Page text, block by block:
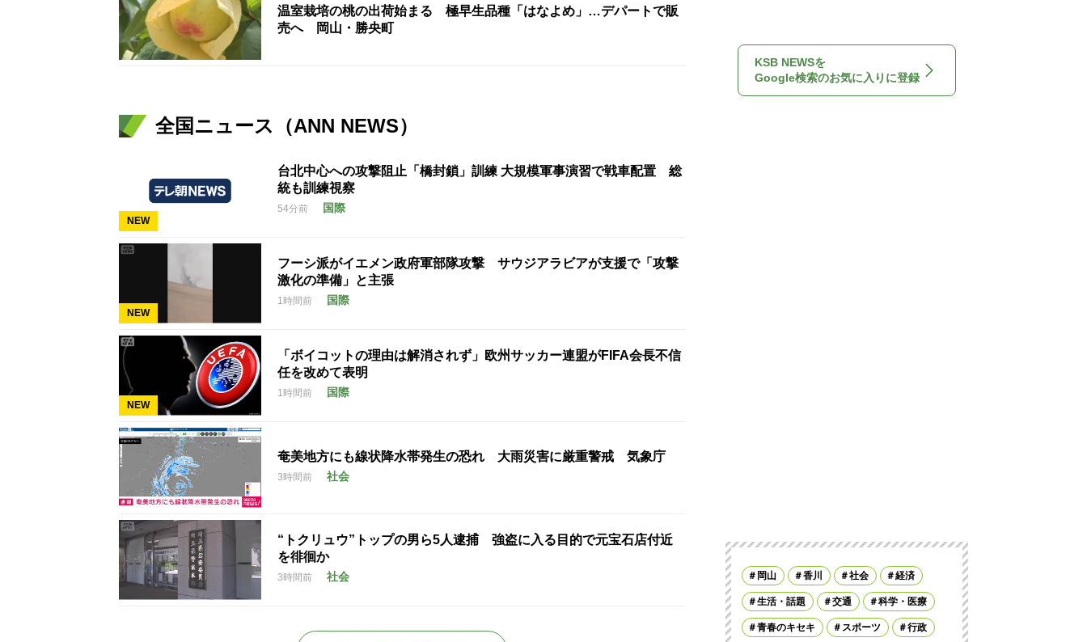
温室栽培の桃の出荷始まる 極早生品種「はなよめ」…デパートで販
売へ 岡山・勝央町
全国ニュース（ANN NEWS）
NEW
台北中心への攻撃阻止「橋封鎖」訓練 大規模軍事演習で戦車配置 総
統も訓練視察
54分前 国際
NEW
フーシ派がイエメン政府軍部隊攻撃 サウジアラビアが支援で「攻撃
激化の準備」と主張
1時間前 国際
NEW
「ボイコットの理由は解消されず」欧州サッカー連盟がFIFA会長不信
任を改めて表明
1時間前 国際
奄美地方にも線状降水帯発生の恐れ 大雨災害に厳重警戒 気象庁
3時間前 社会
“トクリュウ”トップの男ら5人逮捕 強盗に入る目的で元宝石店付近
を徘徊か
3時間前 社会
KSB NEWSを
Google検索のお気に入りに登録
岡山 香川 社会 経済
生活・話題 交通 科学・医療
青春のキセキ スポーツ 行政